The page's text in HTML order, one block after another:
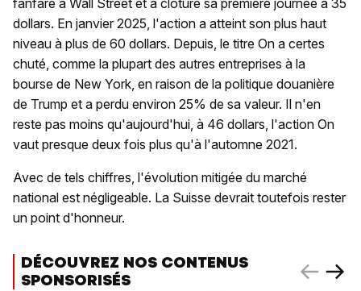
dollars. En janvier 2025, l'action a atteint son plus haut
niveau à plus de 60 dollars. Depuis, le titre On a certes
chuté, comme la plupart des autres entreprises à la
bourse de New York, en raison de la politique douanière
de Trump et a perdu environ 25% de sa valeur. Il n'en
reste pas moins qu'aujourd'hui, à 46 dollars, l'action On
vaut presque deux fois plus qu'à l'automne 2021.
Avec de tels chiffres, l'évolution mitigée du marché
national est négligeable. La Suisse devrait toutefois rester
un point d'honneur.
DÉCOUVREZ NOS CONTENUS
SPONSORISÉS